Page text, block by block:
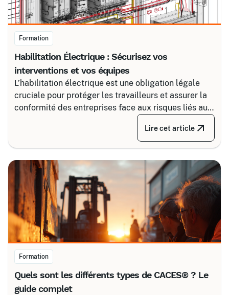
Formation
Habilitation Électrique : Sécurisez vos
interventions et vos équipes
L’habilitation électrique est une obligation légale
cruciale pour protéger les travailleurs et assurer la
conformité des entreprises face aux risques liés au
courant. Certalis vous accompagne avec des
formations sur-mesure, initiales ou de recyclage,
pour maîtriser tous les niveaux de sécurité, du
tension.
Lire cet article
Formation
Quels sont les différents types de CACES® ? Le
guide complet